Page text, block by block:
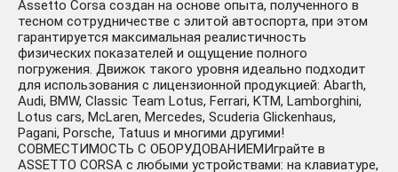
Assetto corsa -
Japanese Pack DLC
АВТОДОСТАВКА
STEAM РОССИЯ
Assetto Corsa создан на основе опыта, полученного в
тесном сотрудничестве с элитой автоспорта, при этом
гарантируется максимальная реалистичность
физических показателей и ощущение полного
погружения. Движок такого уровня идеально подходит
для использования с лицензионной продукцией: Abarth,
Audi, BMW, Classic Team Lotus, Ferrari, KTM, Lamborghini,
Lotus cars, McLaren, Mercedes, Scuderia Glickenhaus,
Pagani, Porsche, Tatuus и многими другими!
СОВМЕСТИМОСТЬ С ОБОРУДОВАНИЕМИграйте в
ASSETTO CORSA с любыми устройствами: на клавиатуре,